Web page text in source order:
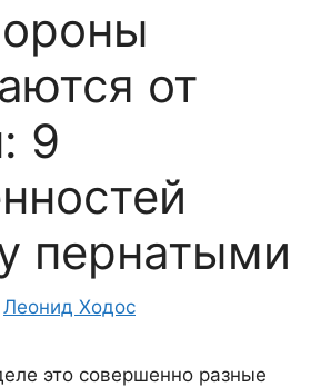
от
9
пернатыми
Леонид Ходос
это совершенно разные